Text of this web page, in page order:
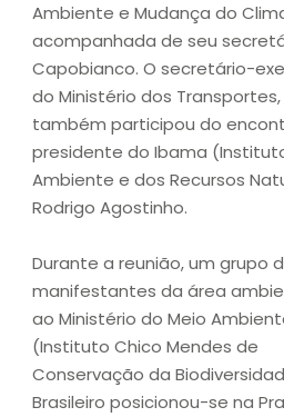
Ambiente e Mudança do
acompanhada de seu
Capobianco. O secretário-
do Ministério dos
também participou do
presidente do Ibama
Ambiente e dos Recursos
Rodrigo Agostinho.
Durante a reunião, um grupo
manifestantes da área
ao Ministério do Meio
(Instituto Chico Mendes de
Conservação da
Brasileiro posicionou-se na